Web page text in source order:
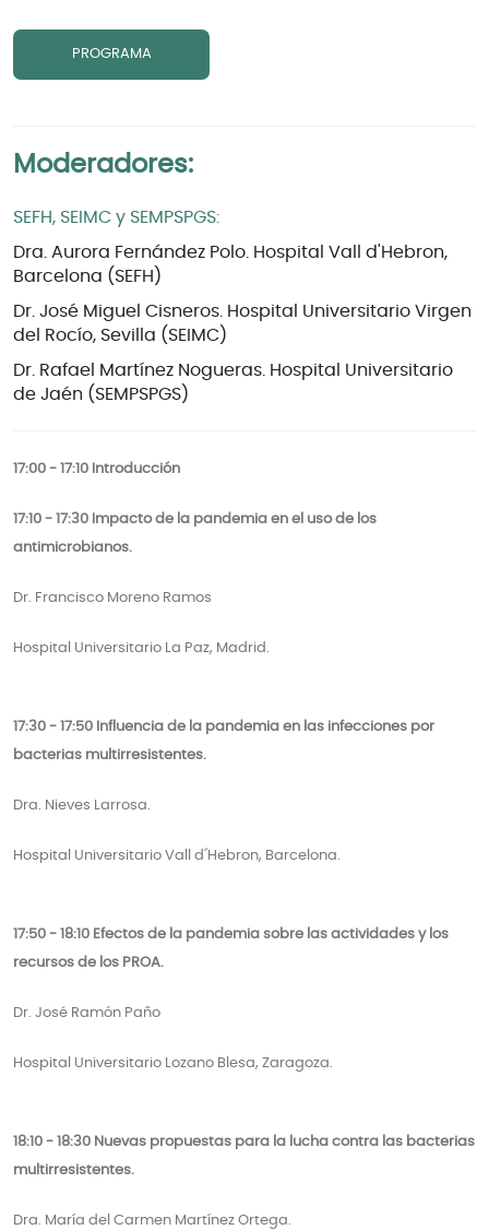
PROGRAMA
Moderadores:
SEFH, SEIMC y SEMPSPGS:
Dra. Aurora Fernández Polo. Hospital Vall d'Hebron,
Barcelona (SEFH)
Dr. José Miguel Cisneros. Hospital Universitario Virgen
del Rocío, Sevilla (SEIMC)
Dr. Rafael Martínez Nogueras. Hospital Universitario
de Jaén (SEMPSPGS)
17:00 - 17:10 Introducción
17:10 - 17:30 Impacto de la pandemia en el uso de los
antimicrobianos.
Dr. Francisco Moreno Ramos
Hospital Universitario La Paz, Madrid.
17:30 - 17:50 Influencia de la pandemia en las infecciones por
bacterias multirresistentes.
Dra. Nieves Larrosa.
Hospital Universitario Vall d´Hebron, Barcelona.
17:50 - 18:10 Efectos de la pandemia sobre las actividades y los
recursos de los PROA.
Dr. José Ramón Paño
Hospital Universitario Lozano Blesa, Zaragoza.
18:10 - 18:30 Nuevas propuestas para la lucha contra las bacterias
multirresistentes.
Dra. María del Carmen Martínez Ortega.